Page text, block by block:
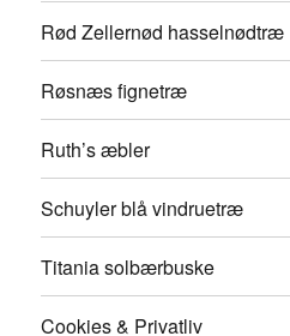
Rød Zellernød hasselnødtræ
Røsnæs fignetræ
Ruth’s æbler
Schuyler blå vindruetræ
Titania solbærbuske
Cookies & Privatliv